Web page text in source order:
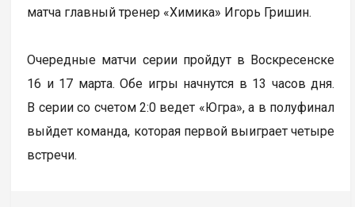
матча главный тренер «Химика» Игорь Гришин.
Очередные матчи серии пройдут в Воскресенске
16 и 17 марта. Обе игры начнутся в 13 часов дня.
В серии со счетом 2:0 ведет «Югра», а в полуфинал
выйдет команда, которая первой выиграет четыре
встречи.